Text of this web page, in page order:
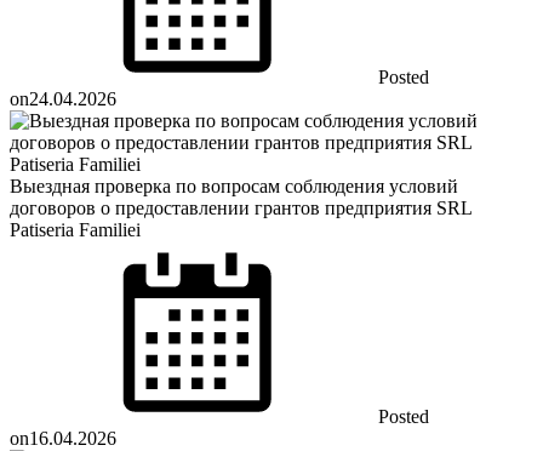
Posted
on24.04.2026
Выездная проверка по вопросам соблюдения условий
договоров о предоставлении грантов предприятия SRL
Patiseria Familiei
Posted
on16.04.2026